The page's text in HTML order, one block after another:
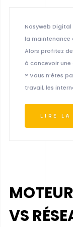
Nosyweb
la maintenance
Alors profitez
à concevoir
? Vous n’êtes
travail, les
LIRE LA
VS